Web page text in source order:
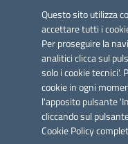
Questo sito utilizza
accettare tutti i
Per proseguire la
analitici clicca sul
solo i cookie tecnici'.
cookie in ogni
l'apposito pulsante
cliccando sul
Cookie Policy
Azione 2.3.
Link utili
Informativa privacy